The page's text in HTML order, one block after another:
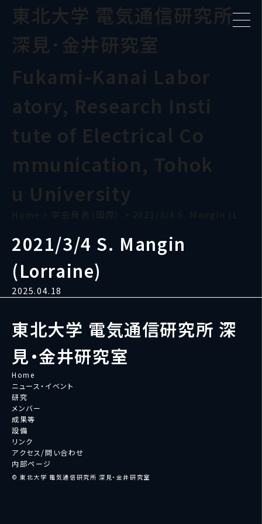
東北大学 電気通信研究所
深見･金井研究室
Fukami-Kanai Labor
atory, Research Insti
tute of Electrical Co
mmunication, Tohok
u University
Home > 学会発表（国際） > 2021/3/4 S. Mangin (Lorraine)
2021/3/4 S. Mangin
(Lorraine)
2025.04.18
東北大学 電気通信研究所 深
見・金井研究室
Home
ニュース・イベント
研究
メンバー
成果等
設備
リンク
アクセス/問い合わせ
内部ページ
© 東北大学 電気通信研究所 深見・金井研究室